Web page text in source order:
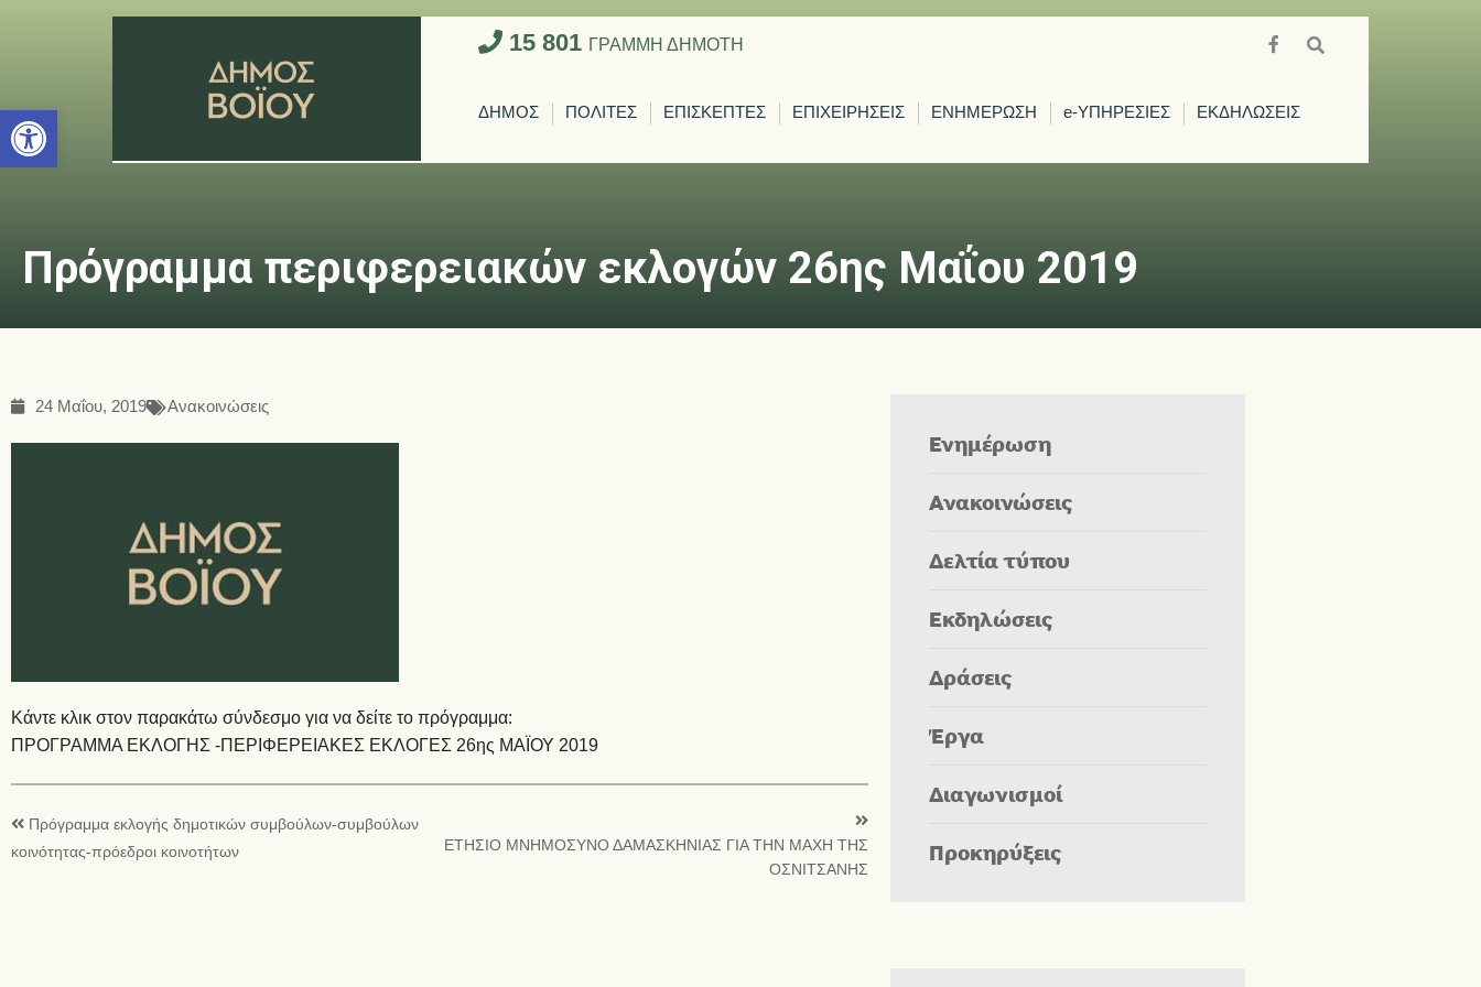
Ανοίξτε τη γραμμή εργαλείων
15 801 ΓΡΑΜΜΗ ΔΗΜΟΤΗ
ΔΗΜΟΣ ΠΟΛΙΤΕΣ ΕΠΙΣΚΕΠΤΕΣ ΕΠΙΧΕΙΡΗΣΕΙΣ ΕΝΗΜΕΡΩΣΗ e-ΥΠΗΡΕΣΙΕΣ ΕΚΔΗΛΩΣΕΙΣ
Πρόγραμμα περιφερειακών εκλογών 26ης Μαΐου 2019
24 Μαΐου, 2019 Ανακοινώσεις
Κάντε κλικ στον παρακάτω σύνδεσμο για να δείτε το πρόγραμμα:
ΠΡΟΓΡΑΜΜΑ ΕΚΛΟΓΗΣ -ΠΕΡΙΦΕΡΕΙΑΚΕΣ ΕΚΛΟΓΕΣ 26ης ΜΑΪΟΥ 2019
Πρόγραμμα εκλογής δημοτικών συμβούλων-συμβούλων
κοινότητας-πρόεδροι κοινοτήτων
ΕΤΗΣΙΟ ΜΝΗΜΟΣΥΝΟ ΔΑΜΑΣΚΗΝΙΑΣ ΓΙΑ ΤΗΝ ΜΑΧΗ ΤΗΣ
ΟΣΝΙΤΣΑΝΗΣ
Ενημέρωση
Ανακοινώσεις
Δελτία τύπου
Εκδηλώσεις
Δράσεις
Έργα
Διαγωνισμοί
Προκηρύξεις